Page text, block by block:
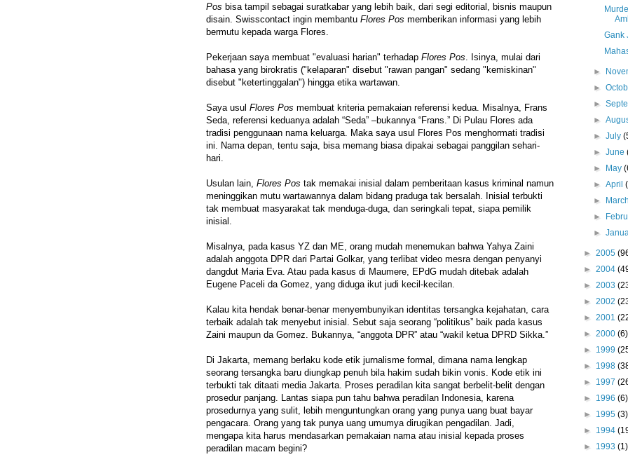
Pos bisa tampil sebagai suratkabar yang lebih baik, dari segi editorial, bisnis maupun
disain. Swisscontact ingin membantu Flores Pos memberikan informasi yang lebih
bermutu kepada warga Flores.
Pekerjaan saya membuat "evaluasi harian" terhadap Flores Pos . Isinya, mulai dari
bahasa yang birokratis ("kelaparan" disebut "rawan pangan" sedang "kemiskinan"
disebut "ketertinggalan") hingga etika wartawan.
Saya usul Flores Pos membuat kriteria pemakaian referensi kedua. Misalnya, Frans
Seda, referensi keduanya adalah “Seda” –bukannya “Frans.” Di Pulau Flores ada
tradisi penggunaan nama keluarga. Maka saya usul Flores Pos menghormati tradisi
ini. Nama depan, tentu saja, bisa memang biasa dipakai sebagai panggilan sehari-
hari.
Usulan lain, Flores Pos tak memakai inisial dalam pemberitaan kasus kriminal namun
meninggikan mutu wartawannya dalam bidang praduga tak bersalah. Inisial terbukti
tak membuat masyarakat tak menduga-duga, dan seringkali tepat, siapa pemilik
inisial.
Misalnya, pada kasus YZ dan ME, orang mudah menemukan bahwa Yahya Zaini
adalah anggota DPR dari Partai Golkar, yang terlibat video mesra dengan penyanyi
dangdut Maria Eva. Atau pada kasus di Maumere, EPdG mudah ditebak adalah
Eugene Paceli da Gomez, yang diduga ikut judi kecil-kecilan.
Kalau kita hendak benar-benar menyembunyikan identitas tersangka kejahatan, cara
terbaik adalah tak menyebut inisial. Sebut saja seorang “politikus” baik pada kasus
Zaini maupun da Gomez. Bukannya, “anggota DPR” atau “wakil ketua DPRD Sikka.”
Di Jakarta, memang berlaku kode etik jurnalisme formal, dimana nama lengkap
seorang tersangka baru diungkap penuh bila hakim sudah bikin vonis. Kode etik ini
terbukti tak ditaati media Jakarta. Proses peradilan kita sangat berbelit-belit dengan
prosedur panjang. Lantas siapa pun tahu bahwa peradilan Indonesia, karena
prosedurnya yang sulit, lebih menguntungkan orang yang punya uang buat bayar
pengacara. Orang yang tak punya uang umumya dirugikan pengadilan. Jadi,
mengapa kita harus mendasarkan pemakaian nama atau inisial kepada proses
peradilan macam begini?
Gank
►
►
►
►
►July
►June
►
May
►April
►
►
►
► 2005
► 2004
► 2003
► 2002
► 2001
► 2000 (6)
► 1999
► 1998
► 1997
► 1996 (6)
► 1995 (3)
► 1994
► 1993 (1)